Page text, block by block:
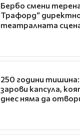
Бербо смени
Трафорд“
театралната
250 години
зарови капсула,
днес няма да